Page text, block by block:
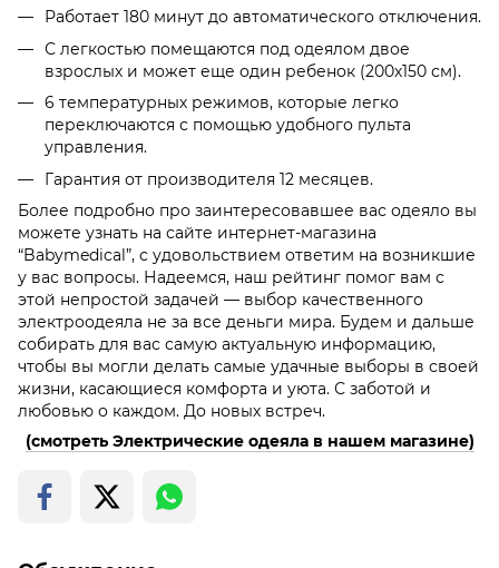
Работает 180 минут до автоматического отключения.
С легкостью помещаются под одеялом двое
взрослых и может еще один ребенок (200х150 см).
6 температурных режимов, которые легко
переключаются с помощью удобного пульта
управления.
Гарантия от производителя 12 месяцев.
Более подробно про заинтересовавшее вас одеяло вы
можете узнать на сайте интернет-магазина
“Babymedical”, с удовольствием ответим на возникшие
у вас вопросы. Надеемся, наш рейтинг помог вам с
этой непростой задачей — выбор качественного
электроодеяла не за все деньги мира. Будем и дальше
собирать для вас самую актуальную информацию,
чтобы вы могли делать самые удачные выборы в своей
жизни, касающиеся комфорта и уюта. С заботой и
любовью о каждом. До новых встреч.
(смотреть Электрические одеяла в нашем магазине)